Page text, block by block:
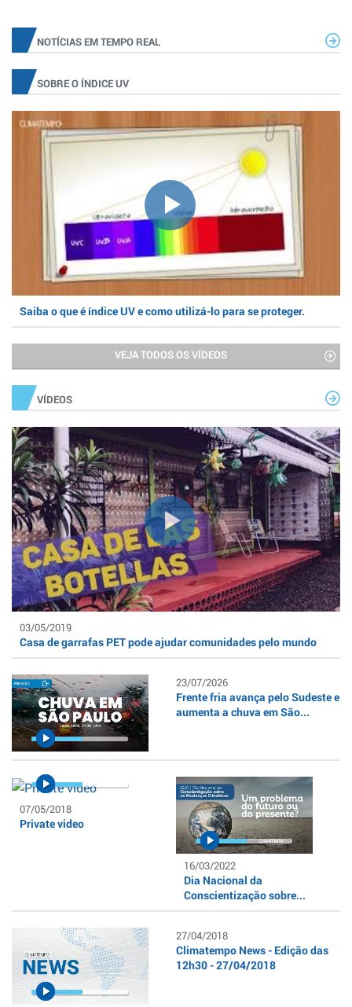
NOTÍCIAS EM TEMPO REAL
SOBRE O ÍNDICE UV
Saiba o que é índice UV e como utilizá-lo para se proteger.
VEJA TODOS OS VÍDEOS
VÍDEOS
03/05/2019
Casa de garrafas PET pode ajudar comunidades pelo mundo
23/07/2026
Frente fria avança pelo Sudeste e
aumenta a chuva em São...
07/05/2018
Private video
16/03/2022
Dia Nacional da
Conscientização sobre...
27/04/2018
Climatempo News - Edição das
12h30 - 27/04/2018